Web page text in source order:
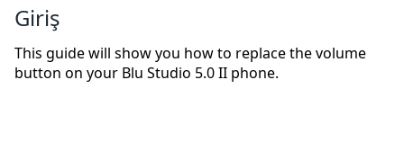
Giriş
This guide will show you how to replace the volume
button on your Blu Studio 5.0 II phone.